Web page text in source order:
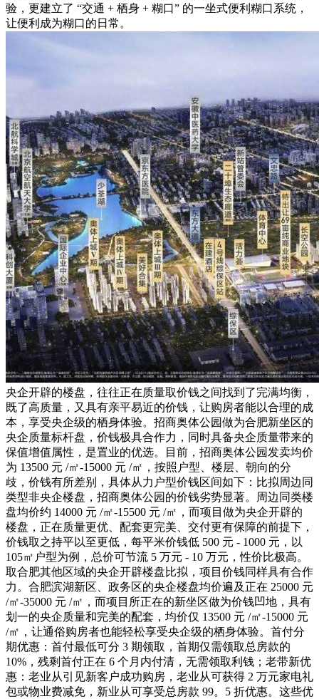
验，更建立了 “交通 + 栖身 + 糊口” 的一坐式便利糊口系统，
让便利成为糊口的日常。
央企开辟的楼盘，往往正在质量取价钱之间找到了完满均衡，
既了高质量，又具有亲平易近的价钱，让购房者能以合理的成
本，享受央企级的栖身体验。招商奥体公园做为合肥新坐区的
央企质量标杆盘，价钱极具合作力，同时具备央企质量带来的
保值增值属性，是置业的优选。目前，招商奥体公园发卖均价
为 13500 元 /㎡-15000 元 /㎡，按照户型、楼层、朝向的分
歧，价钱有所差别，具体从力户型价钱区间如下：比拟周边同
类型非央企楼盘，招商奥体公园的价钱劣势显著。周边同类楼
盘均价约 14000 元 /㎡-15500 元 /㎡，而项目做为央企开辟的
楼盘，正在质量更优、配套更完美、交付更有保障的前提下，
价钱取之持平以至更低，每平米价钱低 500 元 - 1000 元，以
105㎡户型为例，总价可节流 5 万元 - 10 万元，性价比极高。
取合肥其他区域的央企开辟楼盘比拟，项目价钱同样具有合作
力。合肥滨湖新区、政务区的央企楼盘均价遍及正在 25000 元
/㎡-35000 元 /㎡，而项目所正在的新坐区做为价钱凹地，具有
划一的央企质量和完美的配套，均价仅 13500 元 /㎡-15000 元
/㎡，让通俗购房者也能轻松享受央企级的栖身体验。首付分
期优惠：首付最低可分 3 期领取，首期仅需领取总房款的
10%，残剩首付正在 6 个月内付清，无需领取利钱；老带新优
惠：老业从引见新客户成功购房，老业从可获得 2 万元家电礼
包或物业费减免，新业从可享受总房款 99。5 折优惠。这些优